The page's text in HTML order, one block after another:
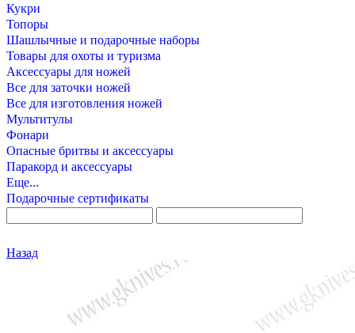
Кукри
Топоры
Шашлычные и подарочные наборы
Товары для охоты и туризма
Аксессуары для ножей
Все для заточки ножей
Все для изготовления ножей
Мультитулы
Фонари
Опасные бритвы и аксессуары
Паракорд и аксессуары
Еще...
Подарочные сертификаты
Назад